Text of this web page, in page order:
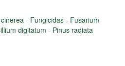
- Fungicidas - Fusarium
digitatum - Pinus radiata